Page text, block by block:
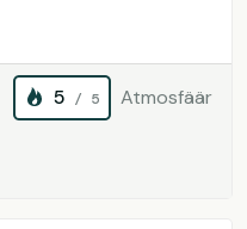
5 / 5 Atmosfäär